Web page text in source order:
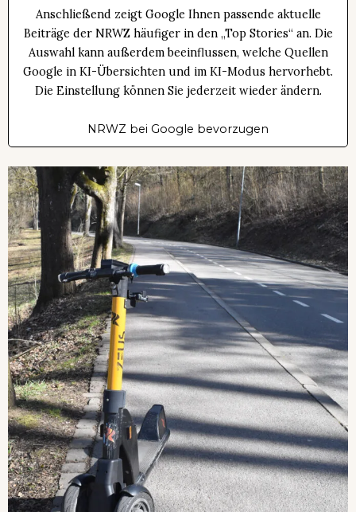
Anschließend zeigt Google Ihnen passende aktuelle
Beiträge der NRWZ häufiger in den „Top Stories“ an. Die
Auswahl kann außerdem beeinflussen, welche Quellen
Google in KI-Übersichten und im KI-Modus hervorhebt.
Die Einstellung können Sie jederzeit wieder ändern.
NRWZ bei Google bevorzugen